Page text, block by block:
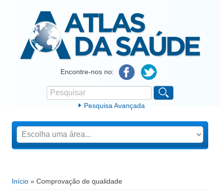
Atlas da SaúdeEncontre-nos no:
Formulário de procura
Pesquisar
Pesquisa Avançada
Está aqui
Início » Comprovação de qualidade